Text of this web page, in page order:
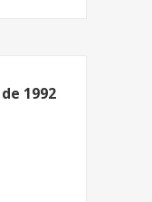
1992